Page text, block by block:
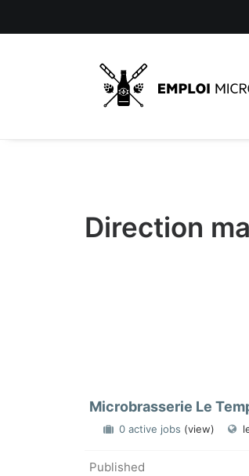
Direction
Microbrasserie Le
0 active jobs (view)
Published